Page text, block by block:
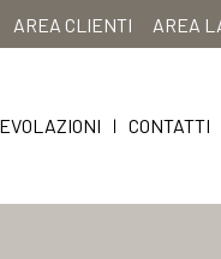
AREA CLIENTI AREA
| CONTATTI